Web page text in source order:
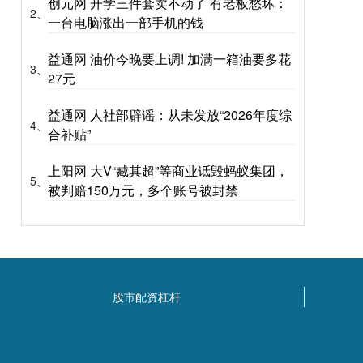
2、 一台电脑涨出一部手机的钱
3、
益通网 油价今晚要上调! 加满一箱油要多花
27元
4、
益通网 人社部辟谣：从未发放“2026年度综
合补贴”
5、
上阳网 大V“臧其超”等商业诋毁蚂蚁集团，
被判赔150万元，多个账号被封禁
股市配资杠杆